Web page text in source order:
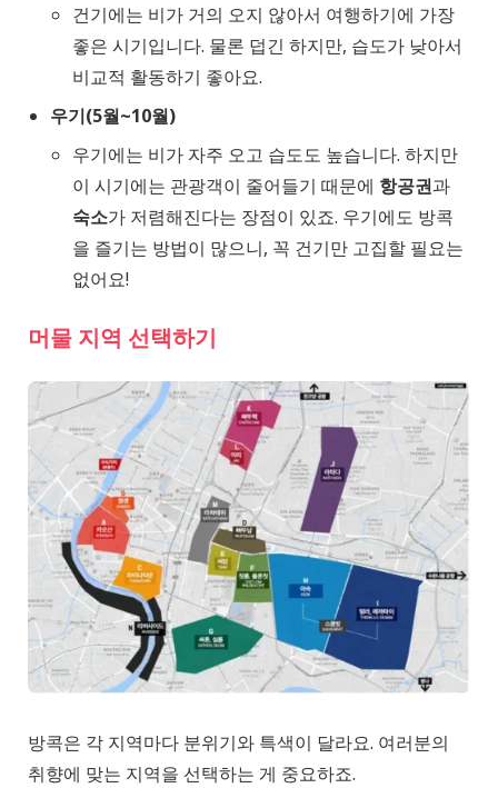
건기에는 비가 거의 오지 않아서 여행하기에 가장
좋은 시기입니다. 물론 덥긴 하지만, 습도가 낮아서
비교적 활동하기 좋아요.
우기(5월~10월)
우기에는 비가 자주 오고 습도도 높습니다. 하지만
이 시기에는 관광객이 줄어들기 때문에 항공권과
숙소가 저렴해진다는 장점이 있죠. 우기에도 방콕
을 즐기는 방법이 많으니, 꼭 건기만 고집할 필요는
없어요!
머물 지역 선택하기
방콕은 각 지역마다 분위기와 특색이 달라요. 여러분의
취향에 맞는 지역을 선택하는 게 중요하죠.